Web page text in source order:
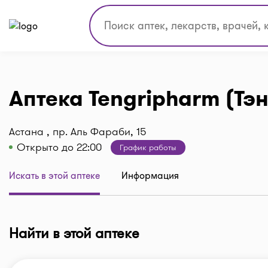
Аптека Tengripharm
Астана , пр. Аль Фараби, 15
Открыто до 22:00
График работы
Искать в этой аптеке Информация
Найти в этой аптеке